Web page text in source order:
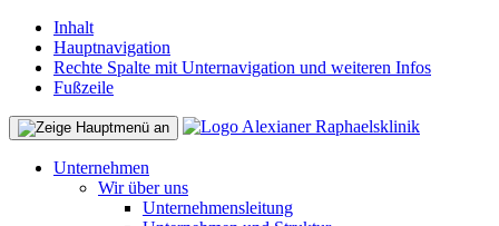
Inhalt
Hauptnavigation
Rechte Spalte mit Unternavigation und weiteren Infos
Fußzeile
Unternehmen
Wir über uns
Unternehmensleitung